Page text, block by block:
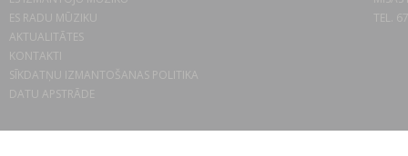
ES RADU MŪZIKU
AKTUALITĀTES
KONTAKTI
SĪKDATŅU IZMANTOŠANAS POLITIKA
DATU APSTRĀDE
TEL.